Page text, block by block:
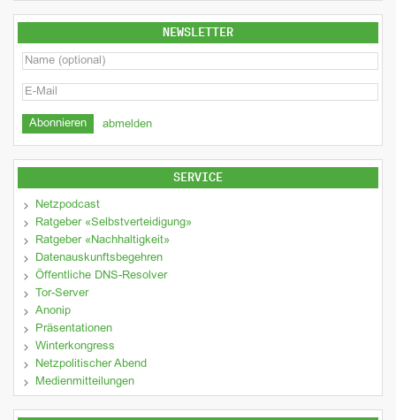
NEWSLETTER
abmelden
SERVICE
Netzpodcast
Ratgeber «Selbstverteidigung»
Ratgeber «Nachhaltigkeit»
Datenauskunftsbegehren
Öffentliche DNS-Resolver
Tor-Server
Anonip
Präsentationen
Winterkongress
Netzpolitischer Abend
Medienmitteilungen